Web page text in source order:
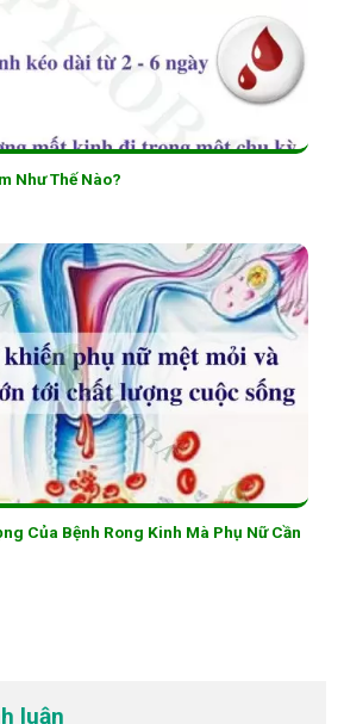
Như Thế Nào?
Của Bệnh Rong Kinh Mà Phụ Nữ Cần
luận